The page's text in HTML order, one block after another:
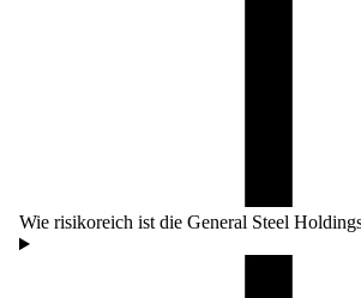
Wie risikoreich ist die General Steel